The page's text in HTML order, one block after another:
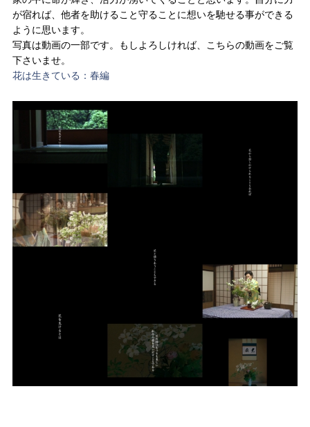
が宿れば、他者を助けること守ることに想いを馳せる事ができる
ように思います。
写真は動画の一部です。もしよろしければ、こちらの動画をご覧
下さいませ。
花は生きている：春編